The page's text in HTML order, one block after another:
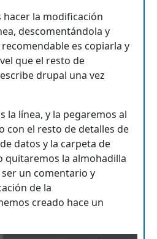
la modificación
descomentándola y
es copiarla y
que el resto de
drupal una vez
línea, y la pegaremos al
con el resto de detalles de
datos y la carpeta de
quitaremos la almohadilla
un comentario y
de la
creado hace un